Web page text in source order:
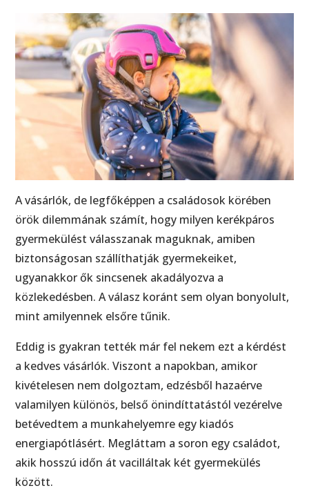
A vásárlók, de legfőképpen a családosok körében
örök dilemmának számít, hogy milyen kerékpáros
gyermekülést válasszanak maguknak, amiben
biztonságosan szállíthatják gyermekeiket,
ugyanakkor ők sincsenek akadályozva a
közlekedésben. A válasz koránt sem olyan bonyolult,
mint amilyennek elsőre tűnik.
Eddig is gyakran tették már fel nekem ezt a kérdést
a kedves vásárlók. Viszont a napokban, amikor
kivételesen nem dolgoztam, edzésből hazaérve
valamilyen különös, belső önindíttatástól vezérelve
betévedtem a munkahelyemre egy kiadós
energiapótlásért. Megláttam a soron egy családot,
akik hosszú időn át vacilláltak két gyermekülés
között.